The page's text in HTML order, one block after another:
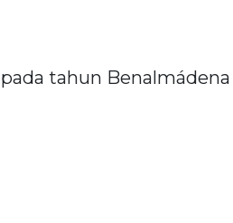
tahun Benalmádena